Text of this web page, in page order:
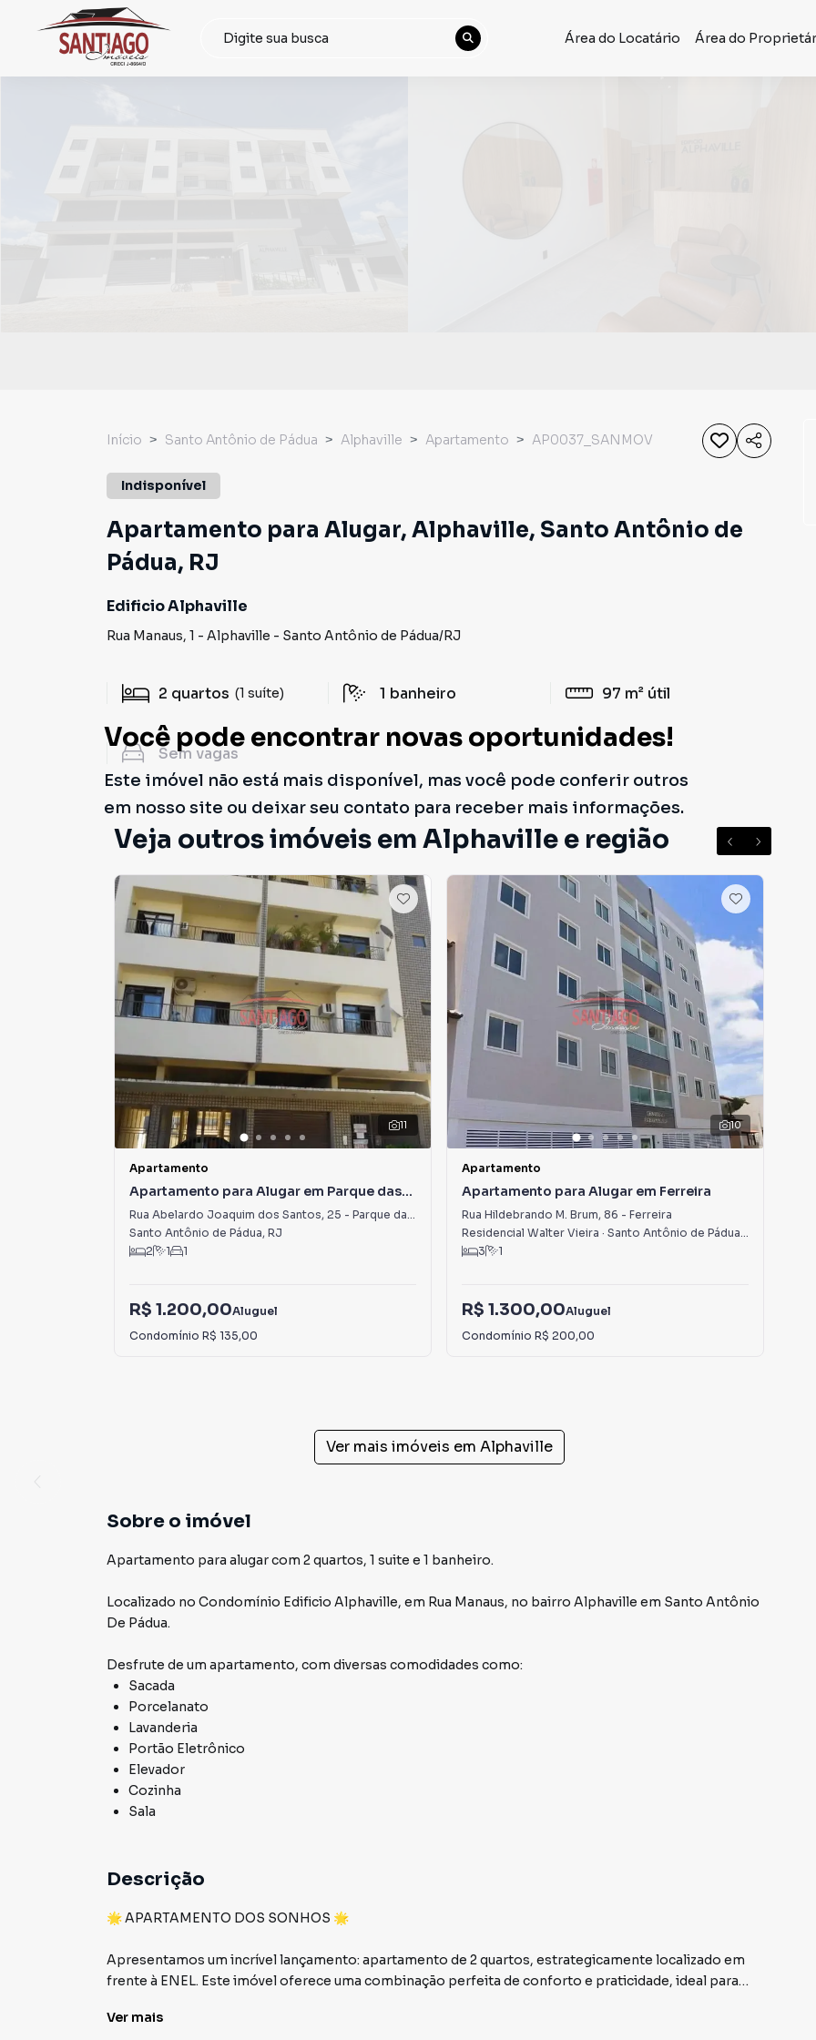
Área do Locatário Área do
Você pode encontrar novas oportunidades!
Este imóvel não está mais disponível, mas você pode conferir outros
em nosso site ou deixar seu contato para receber mais informações.
Início Santo Antônio de Pádua Alphaville Apartamento AP0037_SANMOV
Indisponível
Apartamento para Alugar, Alphaville, Santo Antônio de
Pádua, RJ
Edificio Alphaville
Rua Manaus, 1 - Alphaville - Santo Antônio de Pádua/RJ
2 quartos (1 suíte) 1 banheiro 97 m² útil
Sem vagas
Veja outros imóveis em Alphaville e região
11
Apartamento
Apartamento para Alugar em Parque das
Aguas
Rua Abelardo Joaquim dos Santos, 25 - Parque das Aguas
Santo Antônio de Pádua, RJ
2
1 1
R$ 1.200,00Aluguel
Condomínio R$ 135,00
10
Apartamento
Apartamento para Alugar em Ferreira
Rua Hildebrando M. Brum, 86 - Ferreira
Residencial Walter Vieira · Santo Antônio de Pádua,RJ
3
1
R$ 1.300,00Aluguel
Condomínio R$ 200,00
Ver mais imóveis em Alphaville
Sobre o imóvel
Apartamento para alugar com 2 quartos, 1 suite e 1 banheiro.
Localizado no Condomínio Edificio Alphaville, em Rua Manaus, no bairro Alphaville em Santo Antônio
De Pádua.
Desfrute de um apartamento, com diversas comodidades como:
Sacada
Porcelanato
Lavanderia
Portão Eletrônico
Elevador
Cozinha
Sala
Descrição
🌟 APARTAMENTO DOS SONHOS 🌟
Apresentamos um incrível lançamento: apartamento de 2 quartos, estrategicamente localizado em
frente à ENEL. Este imóvel oferece uma combinação perfeita de conforto e praticidade, ideal para
Ver mais